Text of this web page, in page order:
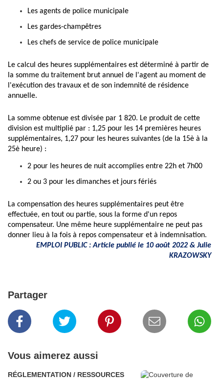
Les agents de police municipale
Les gardes-champêtres
Les chefs de service de police municipale
Le calcul des heures supplémentaires est déterminé à partir de
la somme du traitement brut annuel de l'agent au moment de
l'exécution des travaux et de son indemnité de résidence
annuelle.
La somme obtenue est divisée par 1 820. Le produit de cette
division est multiplié par : 1,25 pour les 14 premières heures
supplémentaires, 1,27 pour les heures suivantes (de la 15è à la
25è heure) :
2 pour les heures de nuit accomplies entre 22h et 7h00
2 ou 3 pour les dimanches et jours fériés
La compensation des heures supplémentaires peut être
effectuée, en tout ou partie, sous la forme d'un repos
compensateur. Une même heure supplémentaire ne peut pas
donner lieu à la fois à repos compensateur et à indemnisation.
EMPLOI PUBLIC : Article publié le 10 août 2022 & Julie
KRAZOWSKY
Partager
Vous aimerez aussi
RÉGLEMENTATION / RESSOURCES